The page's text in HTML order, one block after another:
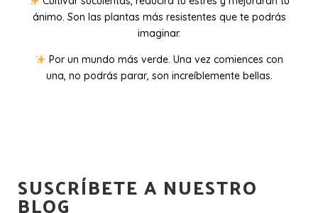
ánimo. Son las plantas más resistentes que te podrás
imaginar.
Por un mundo más verde. Una vez comiences con
una, no podrás parar, son increíblemente bellas.
SUSCRÍBETE A NUESTRO
BLOG